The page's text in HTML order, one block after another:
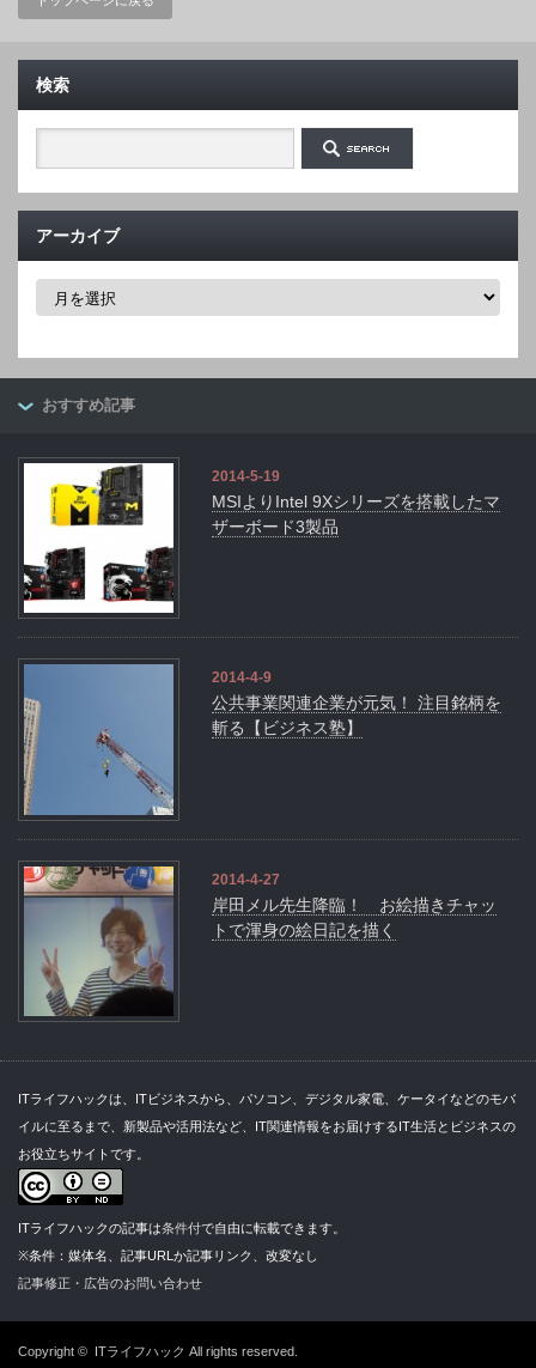
検索
アーカイブ
ア
ブ
おすすめ記事
2014-5-19
MSIよりIntel 9Xシリーズを搭載したマ
ザーボード3製品
2014-4-9
公共事業関連企業が元気！ 注目銘柄を
斬る【ビジネス塾】
2014-4-27
岸田メル先生降臨！ お絵描きチャッ
トで渾身の絵日記を描く
ITライフハックは、ITビジネスから、パソコン、デジタル家電、ケータイなどのモバ
イルに至るまで、新製品や活用法など、IT関連情報をお届けするIT生活とビジネスの
お役立ちサイトです。
ITライフハックの記事は条件付で自由に転載できます。
※条件：媒体名、記事URLか記事リンク、改変なし
記事修正・広告のお問い合わせ
Copyright © ITライフハック All rights reserved.